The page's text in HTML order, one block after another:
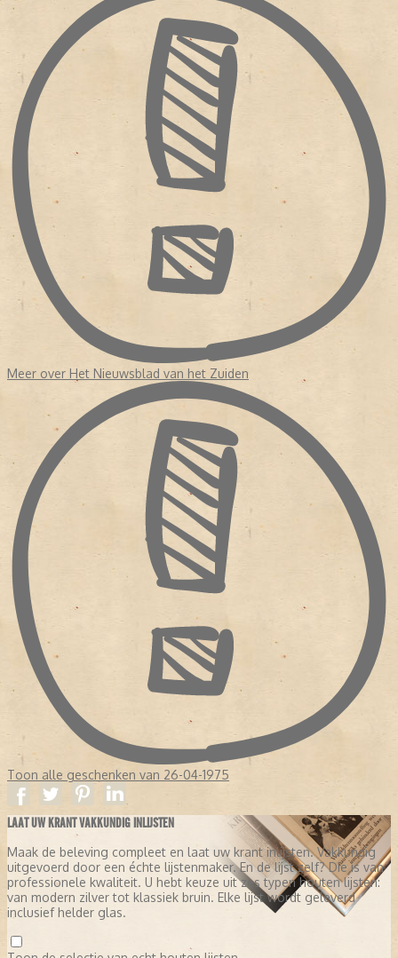
Meer over Het Nieuwsblad van het Zuiden
Toon alle geschenken van 26-04-1975
LAAT UW KRANT VAKKUNDIG INLIJSTEN
Maak de beleving compleet en laat uw krant inlijsten. Vakkundig
uitgevoerd door een échte lijstenmaker. En de lijst zelf? Die is van
professionele kwaliteit. U hebt keuze uit zes typen houten lijsten:
van modern zilver tot klassiek bruin. Elke lijst wordt geleverd
inclusief helder glas.